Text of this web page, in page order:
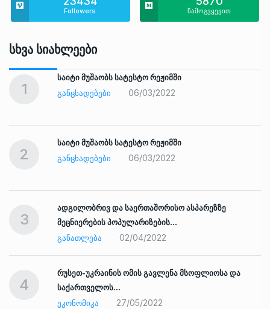
Followers წამოგვყევით
Სხვა Სიახლეები
1
საიტი მუშაობს სატესტო რეჟიმში
ᲒᲐᲜᲪᲮᲐᲓᲔᲑᲔᲑᲘ
06/03/2022
2
საიტი მუშაობს სატესტო რეჟიმში
ᲒᲐᲜᲪᲮᲐᲓᲔᲑᲔᲑᲘ
06/03/2022
3
ადგილობრივ და საერთაშორისო ასპარეზზე
მეცნიერების პოპულარიზების…
ᲒᲐᲜᲐᲗᲚᲔᲑᲐ
02/04/2022
4
რუსეთ-უკრაინის ომის გავლენა მსოფლიოსა და
საქართველოს…
ᲔᲙᲝᲜᲝᲛᲘᲙᲐ
27/05/2022